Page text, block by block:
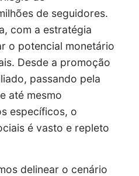
de seguidores.
com a estratégia
o potencial monetário
Desde a promoção
passando pela
até mesmo
específicos, o
é vasto e repleto
delinear o cenário